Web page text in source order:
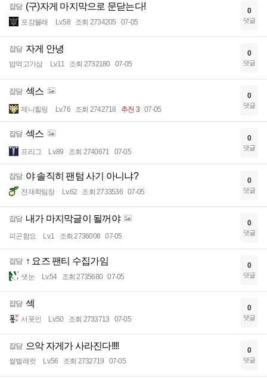
잡담 (구)자게 마지막으로 문닫는다!
포강블래 Lv.58 조회 2734205 07-05
0
댓글
잡담 자게 안녕
밥먹고가삼 Lv.11 조회 2732180 07-05
0
댓글
잡담 섹스
제니힐링 Lv.76 조회 2742718 추천 3 07-05
0
댓글
잡담 섹스
프리그 Lv.89 조회 2740671 07-05
0
댓글
잡담 야 솔직히 팬텀 사기 아니냐?
전재학팀장 Lv.62 조회 2733536 07-05
0
댓글
잡담 내가 마지막글이 될꺼야
피곤함요 Lv.1 조회 2736008 07-05
0
댓글
잡담 ↑ 요즈 팬티 수집가임
샛눈 Lv.54 조회 2735680 07-05
0
댓글
잡담 섹
서폿인 Lv.50 조회 2733713 07-05
0
댓글
잡담 으악 자게가 사라진다!!!!
쌀벌레컷 Lv.56 조회 2732719 07-05
0
댓글